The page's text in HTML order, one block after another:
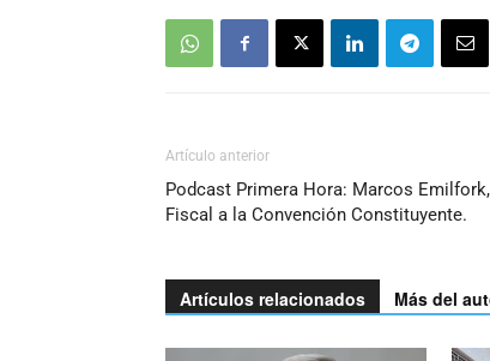
Artículo anterior
Podcast Primera Hora: Marcos
Fiscal a la Convención Constituyente.
Artículos relacionados Más del